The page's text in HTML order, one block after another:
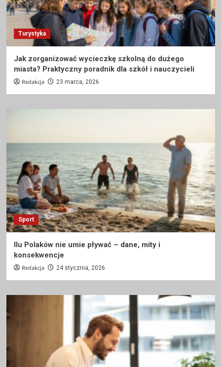
Turystyka
Jak zorganizować wycieczkę szkolną do dużego
miasta? Praktyczny poradnik dla szkół i nauczycieli
Redakcja 23 marca, 2026
Sport
Ilu Polaków nie umie pływać – dane, mity i
konsekwencje
Redakcja 24 stycznia, 2026